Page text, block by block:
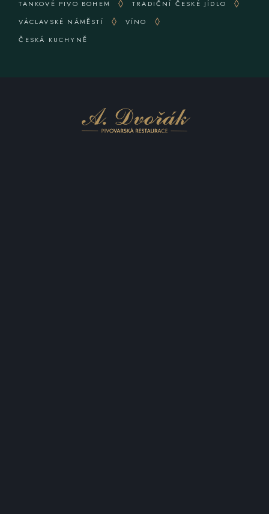
TANKOVÉ PIVO BOHEM
TRADIČNÍ ČESKÉ JÍDLO
VÁCLAVSKÉ NÁMĚSTÍ
VÍNO
ČESKÁ KUCHYNĚ